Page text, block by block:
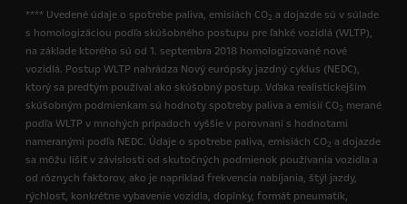
**** Uvedené údaje o spotrebe paliva, emisiách CO2 a dojazde sú v súlade
s homologizáciou podľa skúšobného postupu pre ľahké vozidlá (WLTP),
na základe ktorého sú od 1. septembra 2018 homologizované nové
vozidlá. Postup WLTP nahrádza Nový európsky jazdný cyklus (NEDC),
ktorý sa predtým používal ako skúšobný postup. Vďaka realistickejším
skúšobným podmienkam sú hodnoty spotreby paliva a emisií CO2 merané
podľa WLTP v mnohých prípadoch vyššie v porovnaní s hodnotami
nameranými podľa NEDC. Údaje o spotrebe paliva, emisiách CO2 a dojazde
sa môžu líšiť v závislosti od skutočných podmienok používania vozidla a
od rôznych faktorov, ako je napríklad frekvencia nabíjania, štýl jazdy,
rýchlosť, konkrétne vybavenie vozidla, doplnky, formát pneumatík,